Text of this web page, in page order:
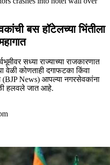
बस हॉटेलच्या भिंतीला
सध्या राज्याच्या राजकारणात
वेळी कोणताही दगाफटका किंवा
(BJP News) आपल्या नगरसेवकांना
हलवले जात आहे.